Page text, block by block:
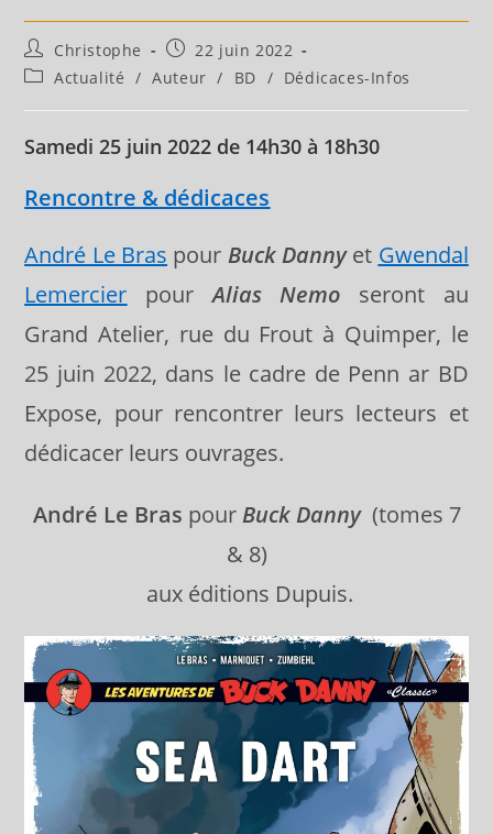
Auteur/autrice
de
la
publication :
Christophe
Publication
publiée :
22 juin 2022
PostActualité / Auteur / BD / Dédicaces-Infos
Samedi 25 juin 2022 de 14h30 à 18h30
Rencontre & dédicaces
André Le Bras pour Buck Dannyet Gwendal
Lemercier pourAlias Nemo seront au
Grand Atelier, rue du Frout à Quimper, le
25 juin 2022, dans le cadre de Penn ar BD
Expose, pour rencontrer leurs lecteurs et
dédicacer leurs ouvrages.
André Le Bras pourBuck Danny(tomes 7
& 8)
aux éditions Dupuis.